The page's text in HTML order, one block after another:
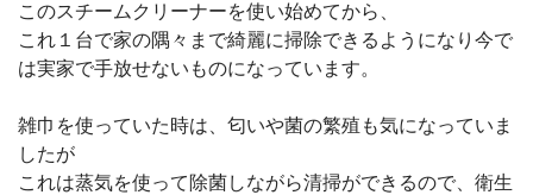
このスチームクリーナーを使い始めてから、
これ１台で家の隅々まで綺麗に掃除できるようになり今で
は実家で手放せないものになっています。
雑巾を使っていた時は、匂いや菌の繁殖も気になっていま
したが
これは蒸気を使って除菌しながら清掃ができるので、衛生